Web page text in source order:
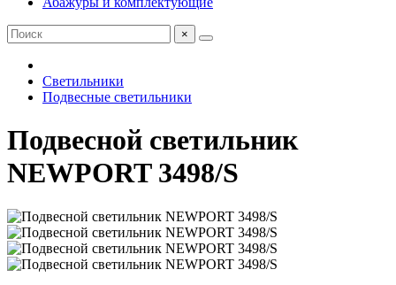
×
Светильники
Подвесные светильники
Подвесной светильник
NEWPORT 3498/S